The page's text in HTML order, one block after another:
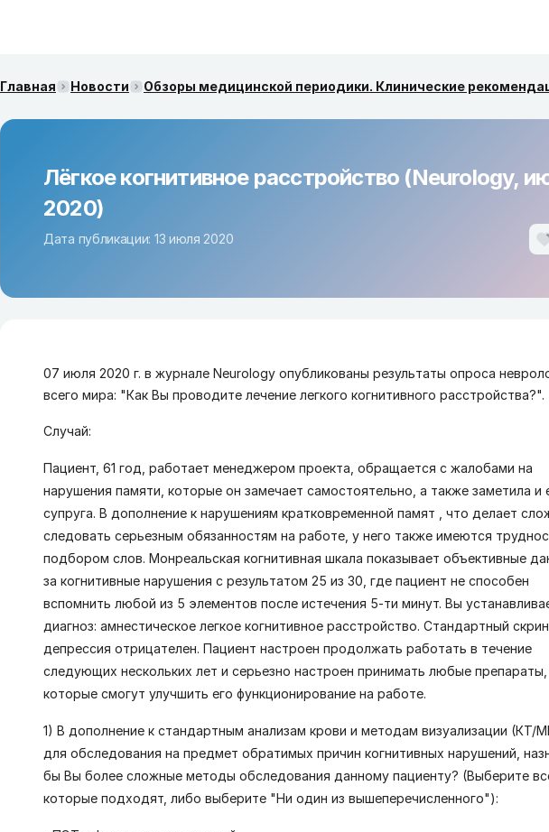
Главная Новости Обзоры медицинской периодики. Клинические
Лёгкое когнитивное расстройство (Neurology,
2020)
Дата публикации: 13 июля 2020
07 июля 2020 г. в журнале Neurology опубликованы результаты опроса
всего мира: "Как Вы проводите лечение легкого когнитивного расстройства?".
Случай:
Пациент, 61 год, работает менеджером проекта, обращается с жалобами на
нарушения памяти, которые он замечает самостоятельно, а также заметила и
супруга. В дополнение к нарушениям кратковременной памят , что делает
следовать серьезным обязанностям на работе, у него также имеются
подбором слов. Монреальская когнитивная шкала показывает объективные
за когнитивные нарушения с результатом 25 из 30, где пациент не способен
вспомнить любой из 5 элементов после истечения 5-ти минут. Вы
диагноз: амнестическое легкое когнитивное расстройство. Стандартный
депрессия отрицателен. Пациент настроен продолжать работать в течение
следующих нескольких лет и серьезно настроен принимать любые препараты,
которые смогут улучшить его функционирование на работе.
1) В дополнение к стандартным анализам крови и методам визуализации (КТ/
для обследования на предмет обратимых причин когнитивных нарушений,
бы Вы более сложные методы обследования данному пациенту? (Выберите
которые подходят, либо выберите "Ни один из вышеперечисленного"):